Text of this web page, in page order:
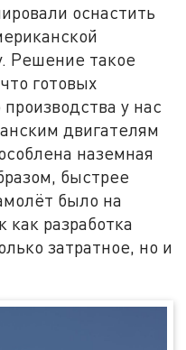
оснастить
Решение такое
готовых
у нас
двигателям
наземная
быстрее
было на
разработка
затратное, но и